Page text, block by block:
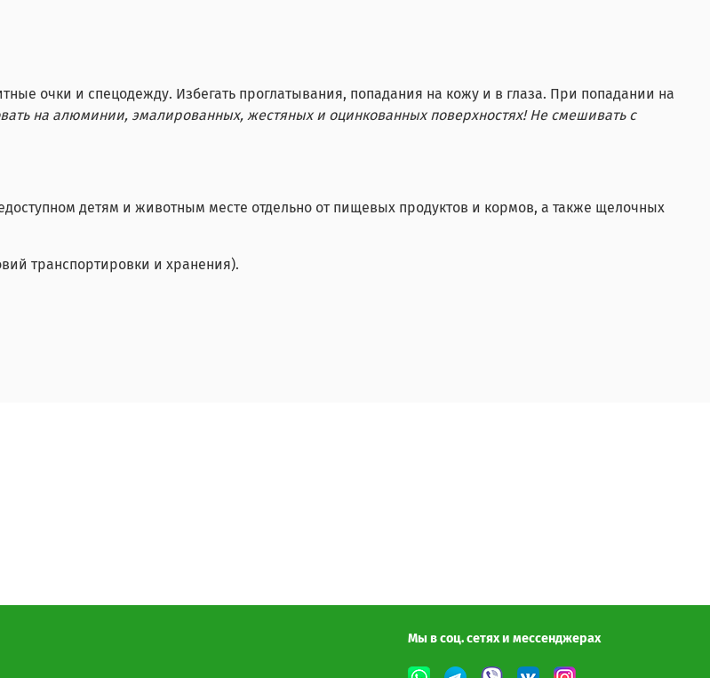
очки и спецодежду. Избегать проглатывания, попадания на кожу и в глаза. При попадании на
на алюминии, эмалированных, жестяных и оцинкованных поверхностях! Не смешивать с
детям и животным месте отдельно от пищевых продуктов и кормов, а также щелочных
транспортировки и хранения).
Мы в соц. сетях и мессенджерах